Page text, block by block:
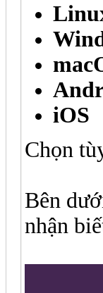
iOS
Chọn
Bên
nhận